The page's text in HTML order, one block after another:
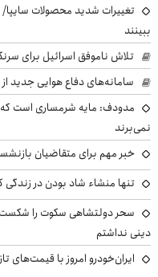
ببینند
تلاش ناموفق اسرائیل برای
سامانه‌های دفاع هوایی جدید
مدودف: مایه شرمساری است که در
نمی‌برند
خبر مهم برای متقاضیان بازنشستگی: این
تنها منشاء شاد بودن در
سحر دولتشاهی سکوت را
دینی نداشتم
ایران‌خودرو امروز با قیمت‌های تازه